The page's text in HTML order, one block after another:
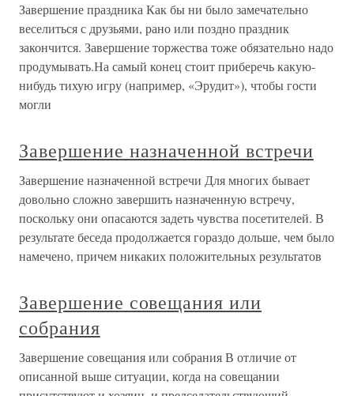
Завершение праздника Как бы ни было замечательно
веселиться с друзьями, рано или поздно праздник
закончится. Завершение торжества тоже обязательно надо
продумывать.На самый конец стоит приберечь какую-
нибудь тихую игру (например, «Эрудит»), чтобы гости
могли
Завершение назначенной встречи
Завершение назначенной встречи Для многих бывает
довольно сложно завершить назначенную встречу,
поскольку они опасаются задеть чувства посетителей. В
результате беседа продолжается гораздо дольше, чем было
намечено, причем никаких положительных результатов
Завершение совещания или
собрания
Завершение совещания или собрания В отличие от
описанной выше ситуации, когда на совещании